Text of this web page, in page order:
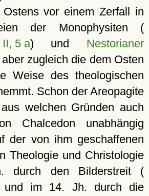
vor einem Zerfall in
der Monophysiten (
5 a) und Nestorianer
zugleich die dem Osten
Weise des theologischen
Schon der Areopagite
welchen Gründen auch
Chalcedon unabhängig
der von ihm geschaffenen
Theologie und Christologie
durch den Bilderstreit (
im 14. Jh. durch die